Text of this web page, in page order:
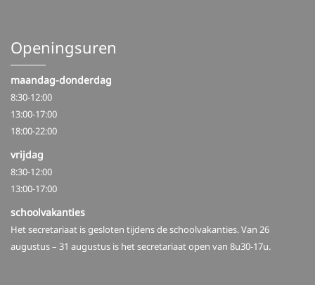
Openingsuren
maandag-donderdag
8:30-12:00
13:00-17:00
18:00-22:00
vrijdag
8:30-12:00
13:00-17:00
schoolvakanties
Het secretariaat is gesloten tijdens de schoolvakanties. Van 26
augustus – 31 augustus is het secretariaat open van 8u30-17u.